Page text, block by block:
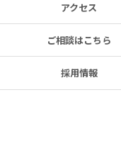
アクセス
ご相談はこちら
採用情報